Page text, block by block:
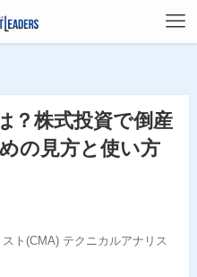
？株式投資で倒産
の見方と使い方
ト(CMA) テクニカルアナリス